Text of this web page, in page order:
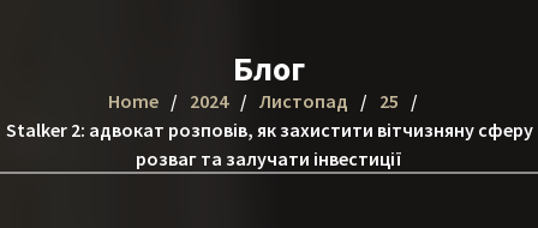
Блог
Home 2024 Листопад
25
Stalker 2: адвокат розповів, як захистити вітчизняну сферу
розваг та залучати інвестиції